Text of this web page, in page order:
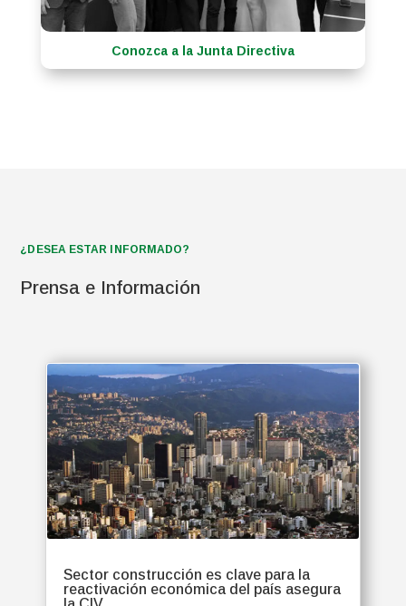
Conozca a la Junta Directiva
¿DESEA ESTAR INFORMADO?
Prensa e Información
Sector construcción es clave para la
reactivación económica del país asegura